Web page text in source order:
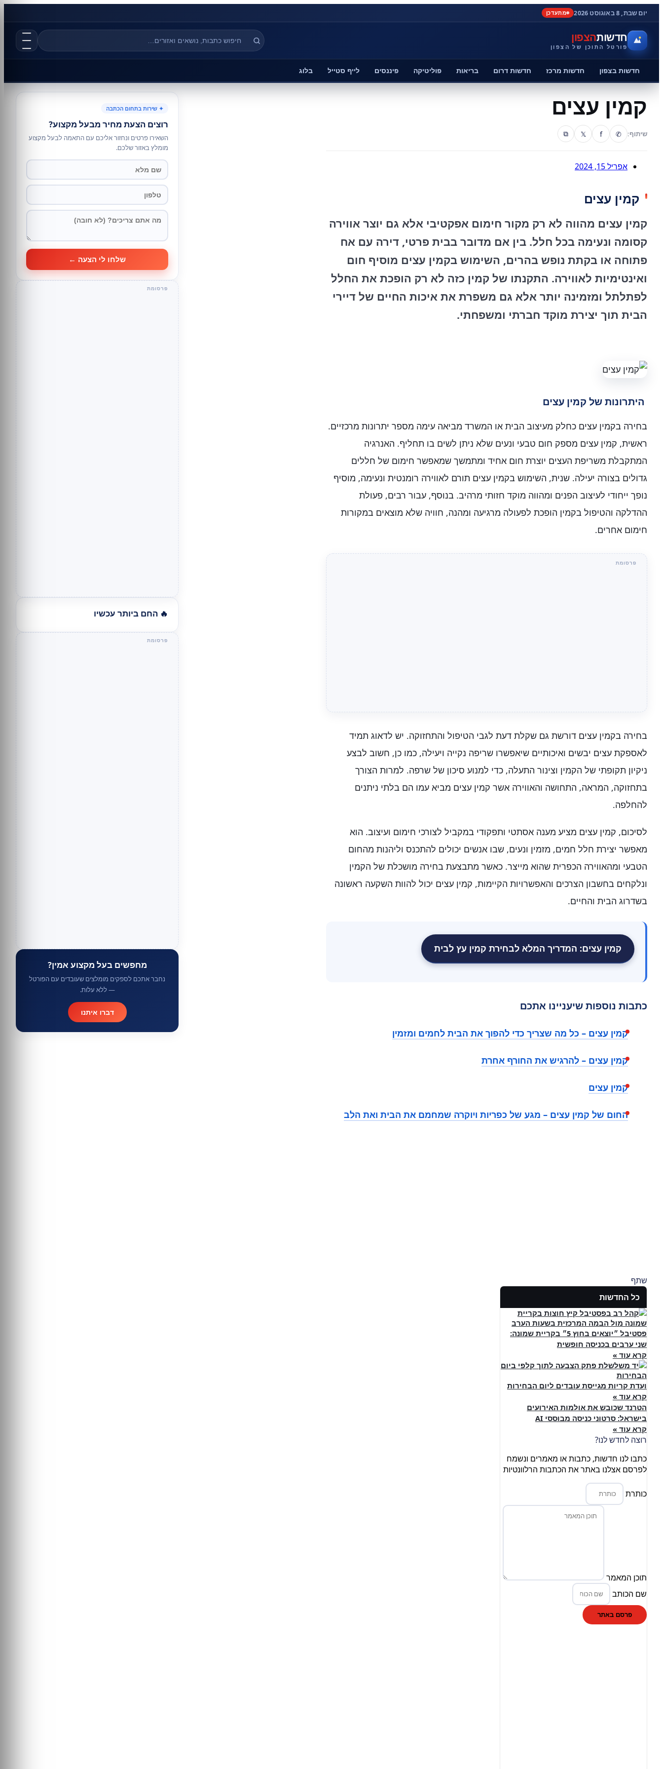
יום שבת, 8 באוגוסט 2026 מתעדכן
חדשותהצפון
פורטל התוכן של הצפון
חדשות בצפון חדשות מרכז חדשות דרום בריאות פוליטיקה פיננסים לייף סטייל בלוג
קמין עצים
שיתוף: ✆
f
𝕏
⧉
אפריל 15, 2024
קמין עצים
קמין עצים מהווה לא רק מקור חימום אפקטיבי אלא גם יוצר אווירה
קסומה ונעימה בכל חלל. בין אם מדובר בבית פרטי, דירה עם אח
פתוחה או בקתת נופש בהרים, השימוש בקמין עצים מוסיף חום
ואינטימיות לאווירה. התקנתו של קמין כזה לא רק הופכת את החלל
לפתלתל ומזמינה יותר אלא גם משפרת את איכות החיים של דיירי
הבית תוך יצירת מוקד חברתי ומשפחתי.
היתרונות של קמין עצים
בחירה בקמין עצים כחלק מעיצוב הבית או המשרד מביאה עימה מספר יתרונות מרכזיים.
ראשית, קמין עצים מספק חום טבעי ונעים שלא ניתן לשים בו תחליף. האנרגיה
המתקבלת משריפת העצים יוצרת חום אחיד ומתמשך שמאפשר חימום של חללים
גדולים בצורה יעילה. שנית, השימוש בקמין עצים תורם לאווירה רומנטית ונעימה, מוסיף
נופך ייחודי לעיצוב הפנים ומהווה מוקד חזותי מרהיב. בנוסף, עבור רבים, פעולת
ההדלקה והטיפול בקמין הופכת לפעולה מרגיעה ומהנה, חוויה שלא מוצאים במקורות
חימום אחרים.
בחירה בקמין עצים דורשת גם שקלת דעת לגבי הטיפול והתחזוקה. יש לדאוג תמיד
לאספקת עצים יבשים ואיכותיים שיאפשרו שריפה נקייה ויעילה, כמו כן, חשוב לבצע
ניקיון תקופתי של הקמין וצינור התעלה, כדי למנוע סיכון של שרפה. למרות הצורך
בתחזוקה, המראה, התחושה והאווירה אשר קמין עצים מביא עמו הם בלתי ניתנים
להחלפה.
לסיכום, קמין עצים מציע מענה אסתטי ותפקודי במקביל לצורכי חימום ועיצוב. הוא
מאפשר יצירת חלל חמים, מזמין ונעים, שבו אנשים יכולים להתכנס וליהנות מהחום
הטבעי ומהאווירה הכפרית שהוא מייצר. כאשר מתבצעת בחירה מושכלת של הקמין
ונלקחים בחשבון הצרכים והאפשרויות הקיימות, קמין עצים יכול להוות השקעה ראשונה
בשדרוג הבית והחיים.
קמין עצים: המדריך המלא לבחירת קמין עץ לבית
כתבות נוספות שיעניינו אתכם
קמין עצים – כל מה שצריך כדי להפוך את הבית לחמים ומזמין
קמין עצים – להרגיש את החורף אחרת
קמין עצים
החום של קמין עצים – מגע של כפריות ויוקרה שמחמם את הבית ואת הלב
שתף
כל החדשות
פסטיבל ״יוצאים בחוץ 5״ בקריית שמונה:
שני ערבים בכניסה חופשית
קרא עוד »
ועדת קריות מגייסת עובדים ליום הבחירות
קרא עוד »
הטרנד שכובש את אולמות האירועים
בישראל: סרטוני כניסה מבוססי AI
קרא עוד »
רוצה לחדש לנו?
כתבו לנו חדשות, כתבות או מאמרים ונשמח
לפרסם אצלנו באתר את הכתבות הרלוונטיות
כותרת
תוכן המאמר
שם הכותב
פרסם באתר
✦ שירות בתחום הכתבה
רוצים הצעת מחיר מבעל מקצוע?
השאירו פרטים ונחזור אליכם עם התאמה לבעל מקצוע
מומלץ באזור שלכם.
שלחו לי הצעה ←
🔥 החם ביותר עכשיו
מחפשים בעל מקצוע אמין?
נחבר אתכם לספקים מומלצים שעובדים עם הפורטל
— ללא עלות.
דברו איתנו